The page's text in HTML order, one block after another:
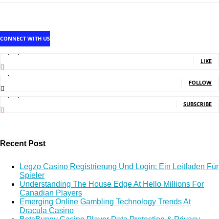
CONNECT WITH US
LIKE
FOLLOW
SUBSCRIBE
Recent Post
Legzo Casino Registrierung Und Login: Ein Leitfaden Für
Spieler
Understanding The House Edge At Hello Millions For
Canadian Players
Emerging Online Gambling Technology Trends At
Dracula Casino